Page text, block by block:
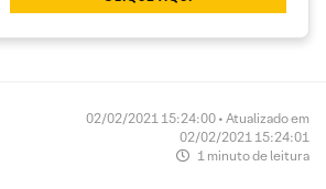
02/02/2021 15:24:00 • Atualizado em
02/02/2021 15:24:01
1 minuto de leitura